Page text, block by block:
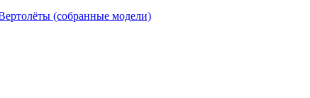
(собранные модели)